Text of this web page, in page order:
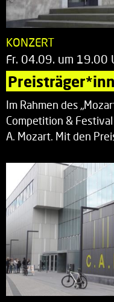
KONZERT
Fr. 04.09. um 19.00
Im Rahmen des
Competition &
A. Mozart. Mit den